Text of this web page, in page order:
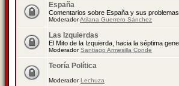
España
Comentarios sobre España y sus problemas.
ModeradorAtilana Guerrero Sánchez
Las Izquierdas
El Mito de la Izquierda, hacia la séptima
ModeradorSantiago Armesilla Conde
Teoría Política
ModeradorLechuza